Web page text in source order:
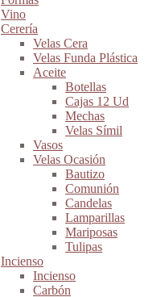
Vino
Cerería
Velas Cera
Velas Funda Plástica
Aceite
Botellas
Cajas 12 Ud
Mechas
Velas Símil
Vasos
Velas Ocasión
Bautizo
Comunión
Candelas
Lamparillas
Mariposas
Tulipas
Incienso
Incienso
Carbón